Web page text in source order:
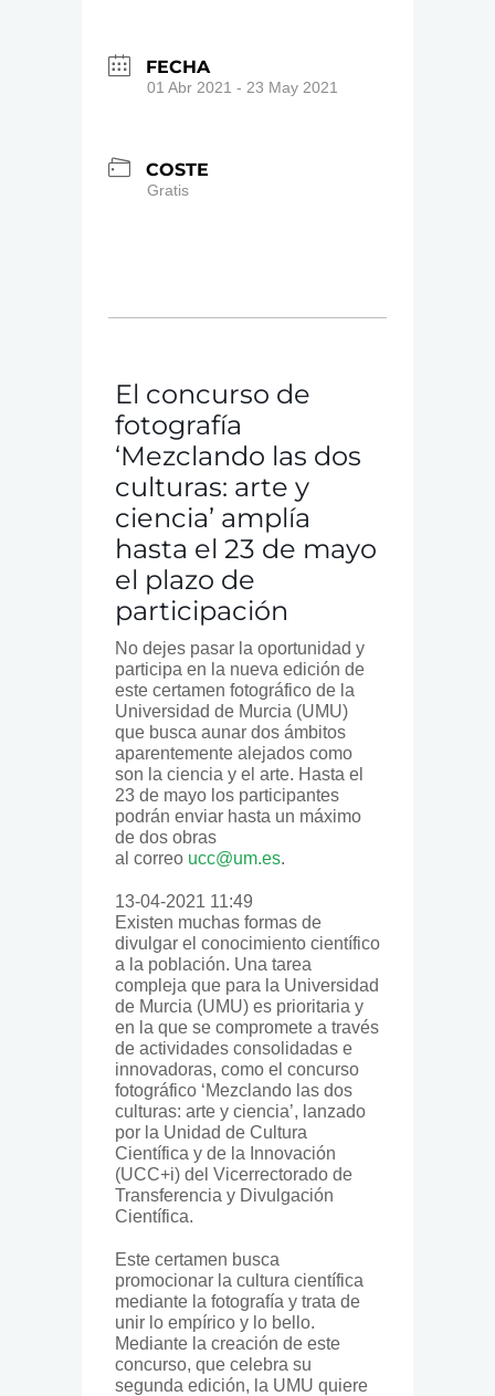
FECHA
01 Abr 2021 - 23 May 2021
COSTE
Gratis
El concurso de
fotografía
‘Mezclando las dos
culturas: arte y
ciencia’ amplía
hasta el 23 de mayo
el plazo de
participación
No dejes pasar la oportunidad y
participa en la nueva edición de
este certamen fotográfico de la
Universidad de Murcia (UMU)
que busca aunar dos ámbitos
aparentemente alejados como
son la ciencia y el arte. Hasta el
23 de mayo los participantes
podrán enviar hasta un máximo
de dos obras
al correo ucc@um.es.
13-04-2021 11:49
Existen muchas formas de
divulgar el conocimiento científico
a la población. Una tarea
compleja que para la Universidad
de Murcia (UMU) es prioritaria y
en la que se compromete a través
de actividades consolidadas e
innovadoras, como el concurso
fotográfico ‘Mezclando las dos
culturas: arte y ciencia’, lanzado
por la Unidad de Cultura
Científica y de la Innovación
(UCC+i) del Vicerrectorado de
Transferencia y Divulgación
Científica.
Este certamen busca
promocionar la cultura científica
mediante la fotografía y trata de
unir lo empírico y lo bello.
Mediante la creación de este
concurso, que celebra su
segunda edición, la UMU quiere